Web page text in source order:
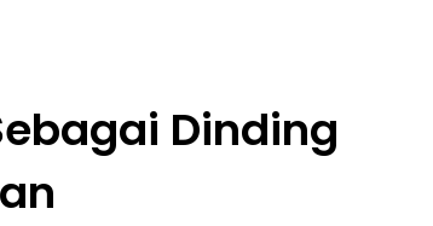
Dinding